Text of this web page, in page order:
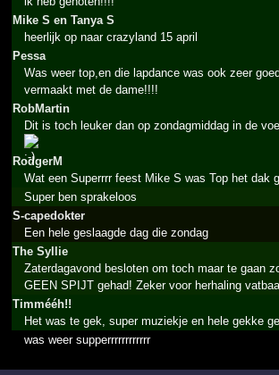
Mike S en Tanya S
heerlijk op naar crazyland 15 april
Pessa
Was weer top,en die lapdance was ook zeer
vermaakt met de dame!!!!
RobMartin
Dit is toch leuker dan op zondagmiddag in de
RodgerM
Wat een Superrrr feest Mike S was Top het dak
Super ben sprakeloos
S-capedokter
Een hele geslaagde dag die zondag
The Syllie
Zaterdagavond besloten om toch maar te gaan
GEEN SPIJT gehad! Zeker voor herhaling
Timmééh!!
Het was te gek, super muziekje en hele gekke
was weer supperrrrrrrrrrrr